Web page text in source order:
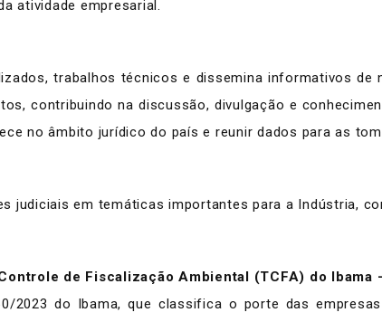
atividade empresarial.
trabalhos técnicos e dissemina informativos
contribuindo na discussão, divulgação e
no âmbito jurídico do país e reunir dados para as
judiciais em temáticas importantes para a Indústria,
de Fiscalização Ambiental (TCFA) do Ibama
2023 do Ibama, que classifica o porte das